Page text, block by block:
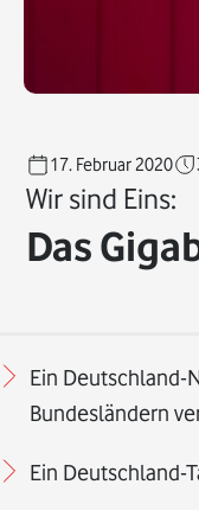
17. Februar 2020
Wir sind Eins:
Das
Ein Deutschland-
Bundesländern
Ein Deutschland-